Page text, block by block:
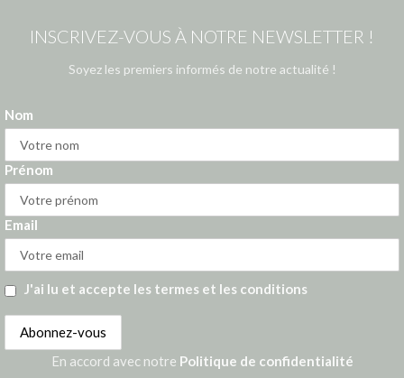
INSCRIVEZ-VOUS À NOTRE NEWSLETTER !
Soyez les premiers informés de notre actualité !
Nom
Prénom
Email
J'ai lu et accepte les termes et les conditions
En accord avec notre Politique de confidentialité